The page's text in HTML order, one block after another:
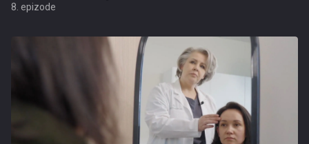
8. epizode